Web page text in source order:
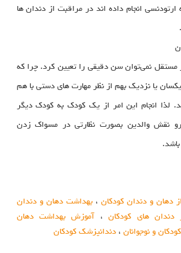
ارتودنسی انجام داده اند در مراقبت از دندان ها
مستقل نمی‌توان سن دقیقی را تعیین کرد. چرا که
یا نزدیک بهم از نظر مهارت های دستی با هم
لذا انجام این امر از یک کودک به کودک دیگر
نقش والدین بصورت نظارتی در مسواک زدن
باشد.
دهان و دندان کودکان ،بهداشت دهان و دندان
دندان های کودکان،
آموزش بهداشت دهان
و نوجوانان، دندانپزشک کودکان